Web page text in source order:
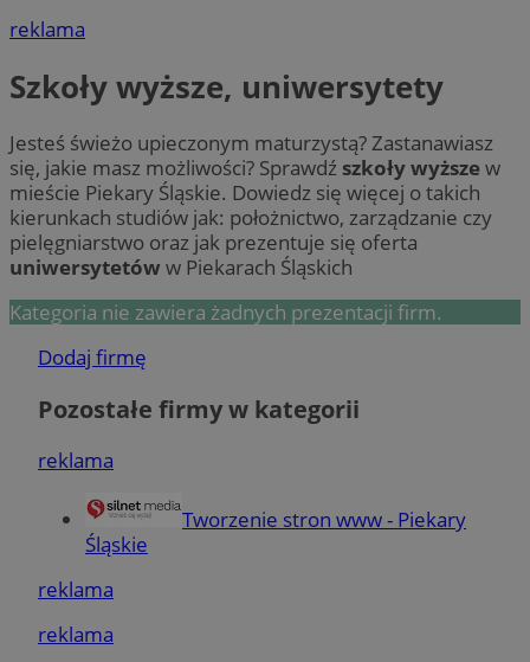
reklama
Szkoły wyższe, uniwersytety
Jesteś świeżo upieczonym maturzystą? Zastanawiasz
się, jakie masz możliwości? Sprawdź szkoły wyższew
mieście Piekary Śląskie. Dowiedz się więcej o takich
kierunkach studiów jak: położnictwo, zarządzanie czy
pielęgniarstwo oraz jak prezentuje się oferta
uniwersytetów w Piekarach Śląskich
Kategoria nie zawiera żadnych prezentacji firm.
Dodaj firmę
Pozostałe firmy w kategorii
reklama
Tworzenie stron www - Piekary
Śląskie
reklama
reklama